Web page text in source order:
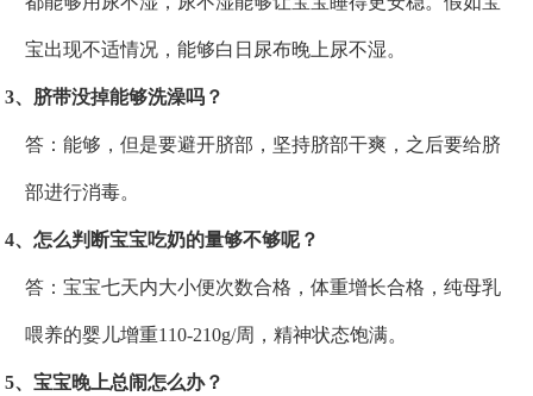
宝出现不适情况，能够白日尿布晚上尿不湿。
3、脐带没掉能够洗澡吗？
答：能够，但是要避开脐部，坚持脐部干爽，之后要给脐
部进行消毒。
4、怎么判断宝宝吃奶的量够不够呢？
答：宝宝七天内大小便次数合格，体重增长合格，纯母乳
喂养的婴儿增重110-210g/周，精神状态饱满。
5、宝宝晚上总闹怎么办？